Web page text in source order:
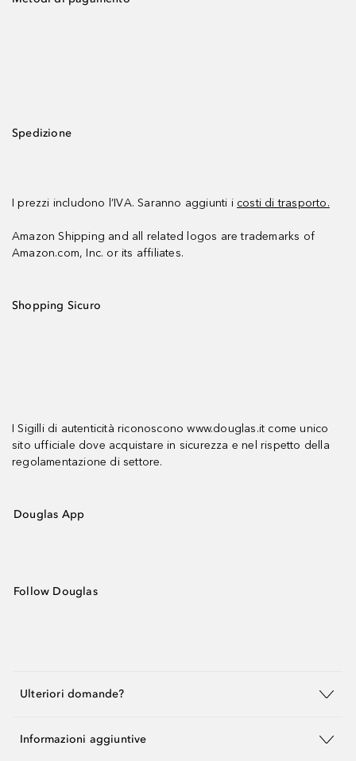
Spedizione
I prezzi includono l’IVA. Saranno aggiunti i costi di trasporto.
Amazon Shipping and all related logos are trademarks of
Amazon.com, Inc. or its affiliates.
Shopping Sicuro
I Sigilli di autenticità riconoscono www.douglas.it come unico
sito ufficiale dove acquistare in sicurezza e nel rispetto della
regolamentazione di settore.
Douglas App
Follow Douglas
Ulteriori domande?
Informazioni aggiuntive